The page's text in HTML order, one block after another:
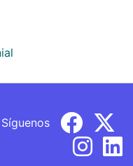
Síguenos